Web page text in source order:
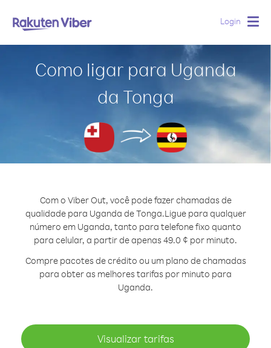
Login
Como ligar para Uganda
da Tonga
Com o Viber Out, você pode fazer chamadas de
qualidade para Uganda de Tonga.Ligue para qualquer
número em Uganda, tanto para telefone fixo quanto
para celular, a partir de apenas 49.0 ¢ por minuto.
Compre pacotes de crédito ou um plano de chamadas
para obter as melhores tarifas por minuto para
Uganda.
Visualizar tarifas